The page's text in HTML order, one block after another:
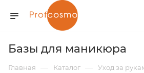
Базы для маникюра
Главная — Каталог — Уход за